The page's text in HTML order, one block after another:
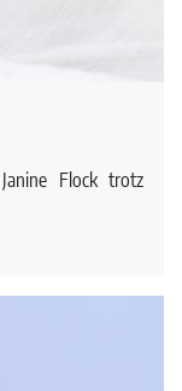
Flock trotz